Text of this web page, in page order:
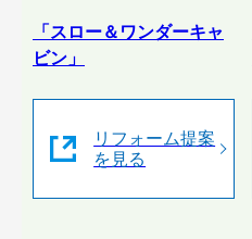
「スロー＆ワンダーキャ
ビン」
リフォーム提案
を見る